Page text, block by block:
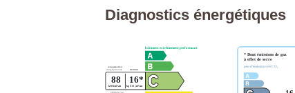
Diagnostics énergétiques